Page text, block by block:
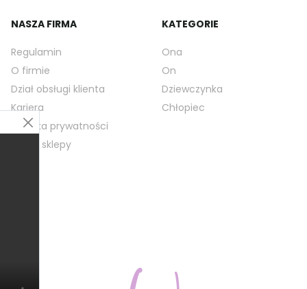
NASZA FIRMA
Regulamin
O firmie
Dział obsługi klienta
Kariera
Polityka prywatności
Nasze sklepy
KATEGORIE
Ona
On
Dziewczynka
Chłopiec